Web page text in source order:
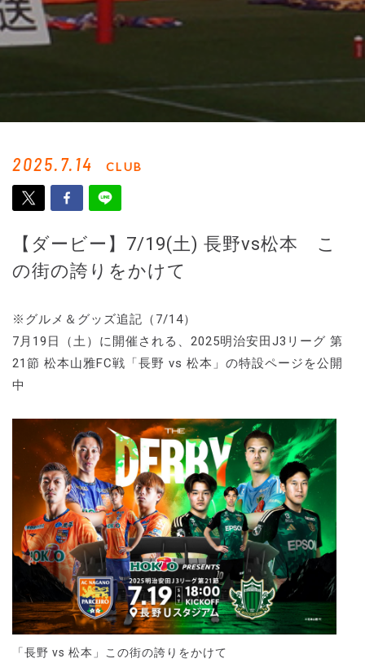
2025.7.14 CLUB
【ダービー】7/19(土) 長野vs松本 こ
の街の誇りをかけて
※グルメ＆グッズ追記（7/14）
7月19日（土）に開催される、2025明治安田J3リーグ 第
21節 松本山雅FC戦「長野 vs 松本」の特設ページを公開
中
「長野 vs 松本」この街の誇りをかけて